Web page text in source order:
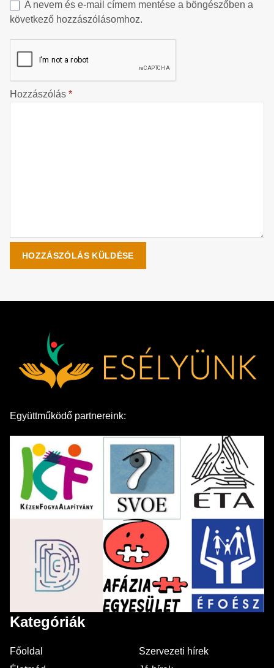
A nevem és e-mail címem mentése a böngészőben a
következő hozzászólásomhoz.
Hozzászólás *
Együttműködő partnereink:
Kategóriák
Főoldal
Szervezeti hírek